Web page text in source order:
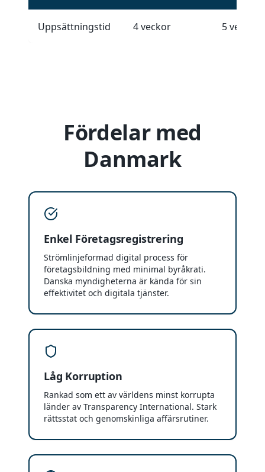
Uppsättningstid 4 veckor 5 veckor
Fördelar med
Danmark
Enkel Företagsregistrering
Strömlinjeformad digital process för
företagsbildning med minimal byråkrati.
Danska myndigheterna är kända för sin
effektivitet och digitala tjänster.
Låg Korruption
Rankad som ett av världens minst korrupta
länder av Transparency International. Stark
rättsstat och genomskinliga affärsrutiner.